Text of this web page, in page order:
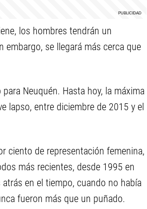
los hombres tendrán un
embargo, se llegará más cerca que
Neuquén. Hasta hoy, la máxima
lapso, entre diciembre de 2015 y el
ciento de representación femenina,
más recientes, desde 1995 en
en el tiempo, cuando no había
fueron más que un puñado.